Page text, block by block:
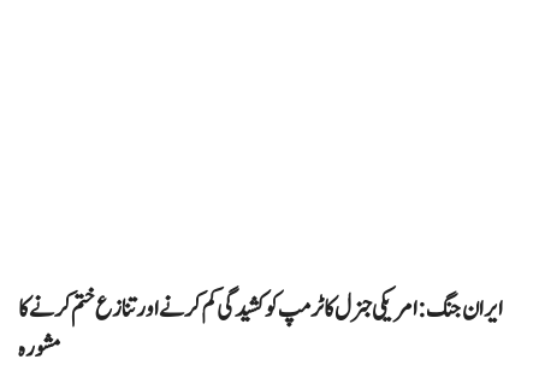
ایران جنگ: امریکی جنرل کا ٹرمپ کو کشیدگی کم کرنے اور تنازع ختم کرنے کا
مشورہ